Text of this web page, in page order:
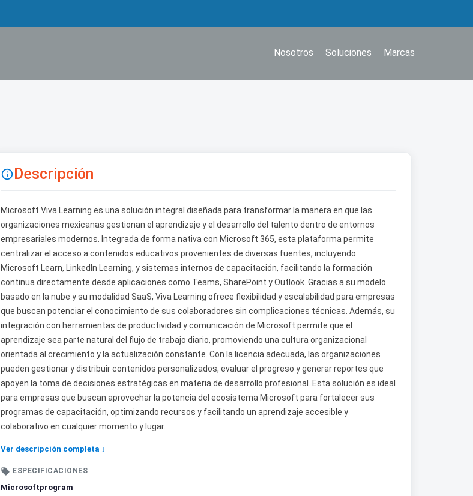
Marcas
Soluciones
Nosotros
 Descripción
Microsoft Viva Learning es una solución integral diseñada para transformar la manera en que las
organizaciones mexicanas gestionan el aprendizaje y el desarrollo del talento dentro de entornos
empresariales modernos. Integrada de forma nativa con Microsoft 365, esta plataforma permite
centralizar el acceso a contenidos educativos provenientes de diversas fuentes, incluyendo
Microsoft Learn, LinkedIn Learning, y sistemas internos de capacitación, facilitando la formación
continua directamente desde aplicaciones como Teams, SharePoint y Outlook. Gracias a su modelo
basado en la nube y su modalidad SaaS, Viva Learning ofrece flexibilidad y escalabilidad para empresas
que buscan potenciar el conocimiento de sus colaboradores sin complicaciones técnicas. Además, su
integración con herramientas de productividad y comunicación de Microsoft permite que el
aprendizaje sea parte natural del flujo de trabajo diario, promoviendo una cultura organizacional
orientada al crecimiento y la actualización constante. Con la licencia adecuada, las organizaciones
pueden gestionar y distribuir contenidos personalizados, evaluar el progreso y generar reportes que
apoyen la toma de decisiones estratégicas en materia de desarrollo profesional. Esta solución es ideal
para empresas que buscan aprovechar la potencia del ecosistema Microsoft para fortalecer sus
programas de capacitación, optimizando recursos y facilitando un aprendizaje accesible y
colaborativo en cualquier momento y lugar.
Ver descripción completa ↓
 ESPECIFICACIONES
Microsoftprogram